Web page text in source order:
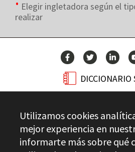
Elegir ingletadora según el
realizar
DICCIONARIO
Utilizamos cookies
mejor experiencia en
informarte más sobre qué